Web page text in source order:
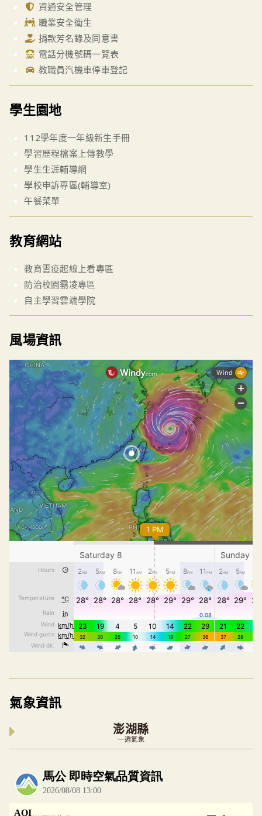
資通安全管理
職業安全衛生
捐款芳名錄及同意書
電話分機號碼一覽表
教職員汽機車停車登記
學生園地
112學年度一年級新生手冊
學習歷程檔案上傳教學
學生生涯輔導網
學校申訴專區(輔導室)
午餐菜單
教育網站
教育雲疫起線上看專區
防治校園霸凌專區
自主學習雲端學院
風場資訊
氣象資訊
澎湖縣
一週氣象
內嵌空氣品質小工具為視覺預覽，完整即時空